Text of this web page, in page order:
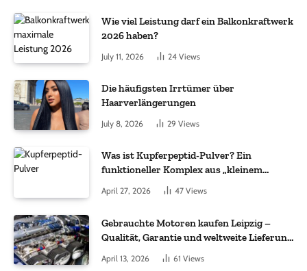
Wie viel Leistung darf ein Balkonkraftwerk
2026 haben?
July 11, 2026 24 Views
Die häufigsten Irrtümer über
Haarverlängerungen
July 8, 2026 29 Views
Was ist Kupferpeptid-Pulver? Ein
funktioneller Komplex aus „kleinem
Molekül + Metall“
April 27, 2026 47 Views
Gebrauchte Motoren kaufen Leipzig –
Qualität, Garantie und weltweite Lieferung
April 13, 2026 61 Views